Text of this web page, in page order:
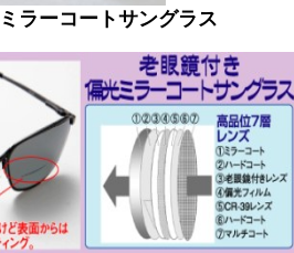
ラーコートサングラス